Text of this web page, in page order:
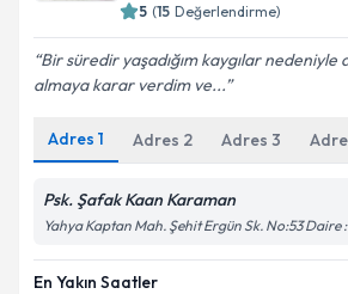
5 (15 Değerlendirme)
Bir süredir yaşadığım kaygılar nedeniyle
almaya karar verdim ve...
Adres 1 Adres 2 Adres 3
Psk. Şafak Kaan Karaman
Yahya Kaptan Mah. Şehit Ergün Sk. No:53 Daire
En Yakın Saatler